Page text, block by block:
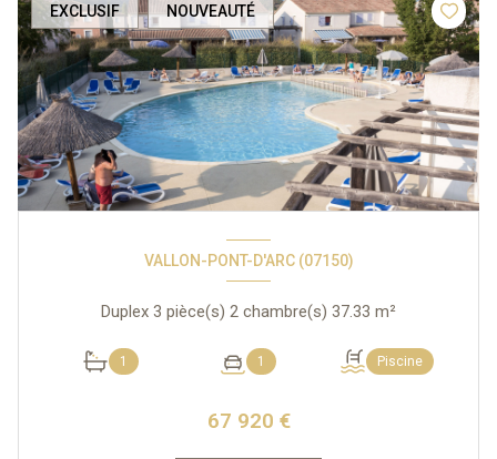
EXCLUSIF NOUVEAUTÉ
VALLON-PONT-D'ARC (07150)
Duplex 3 pièce(s) 2 chambre(s) 37.33 m²
1 1 Piscine
67 920 €